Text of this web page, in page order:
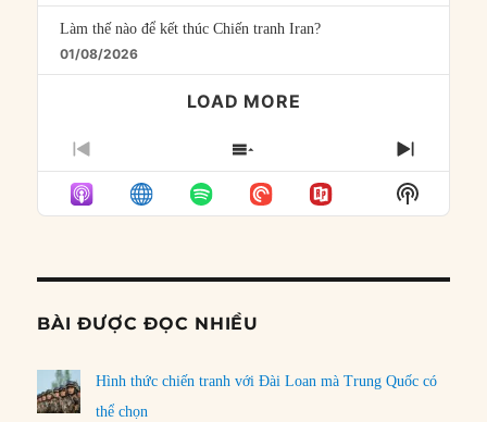
Làm thế nào để kết thúc Chiến tranh Iran?
01/08/2026
LOAD MORE
PREVIOUS
EPISODE
SHOW
EPISODES
LIST
NEXT
Show
Podcast
BÀI ĐƯỢC ĐỌC NHIỀU
Hình thức chiến tranh với Đài Loan mà Trung Quốc có
thể chọn